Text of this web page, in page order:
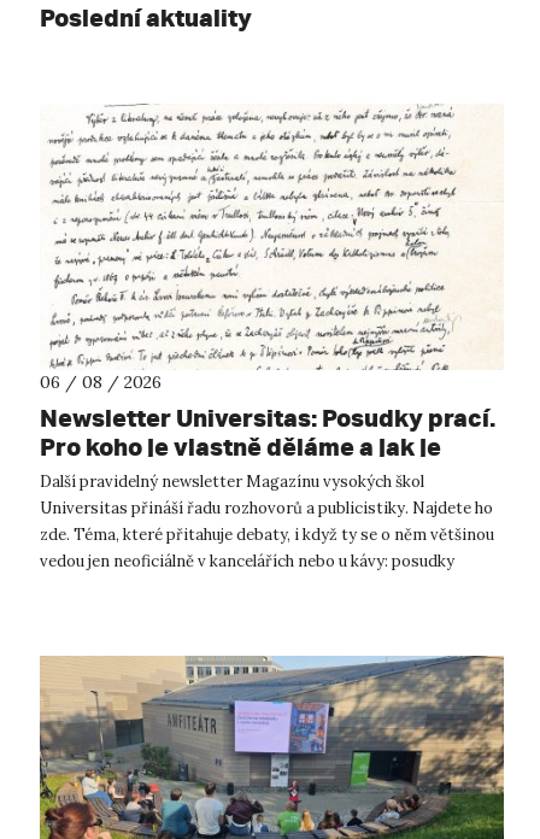
Poslední aktuality
06 / 08 / 2026
Newsletter Universitas: Posudky prací.
Pro koho je vlastně děláme a jak je
správně psát?
Další pravidelný newsletter Magazínu vysokých škol
Universitas přináší řadu rozhovorů a publicistiky. Najdete ho
zde. Téma, které přitahuje debaty, i když ty se o něm většinou
vedou jen neoficiálně v kancelářích nebo u kávy: posudky